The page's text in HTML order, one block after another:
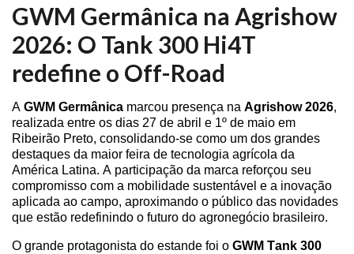
GWM Germânica na Agrishow
2026: O Tank 300 Hi4T
redefine o Off-Road
A GWM Germânica marcou presença na Agrishow 2026,
realizada entre os dias 27 de abril e 1º de maio em
Ribeirão Preto, consolidando-se como um dos grandes
destaques da maior feira de tecnologia agrícola da
América Latina. A participação da marca reforçou seu
compromisso com a mobilidade sustentável e a inovação
aplicada ao campo, aproximando o público das novidades
que estão redefinindo o futuro do agronegócio brasileiro.
O grande protagonista do estande foi o GWM Tank 300